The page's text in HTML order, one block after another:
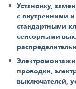
Установку,
с внутренними
стандартными
сенсорными
проводки,
выключателей,